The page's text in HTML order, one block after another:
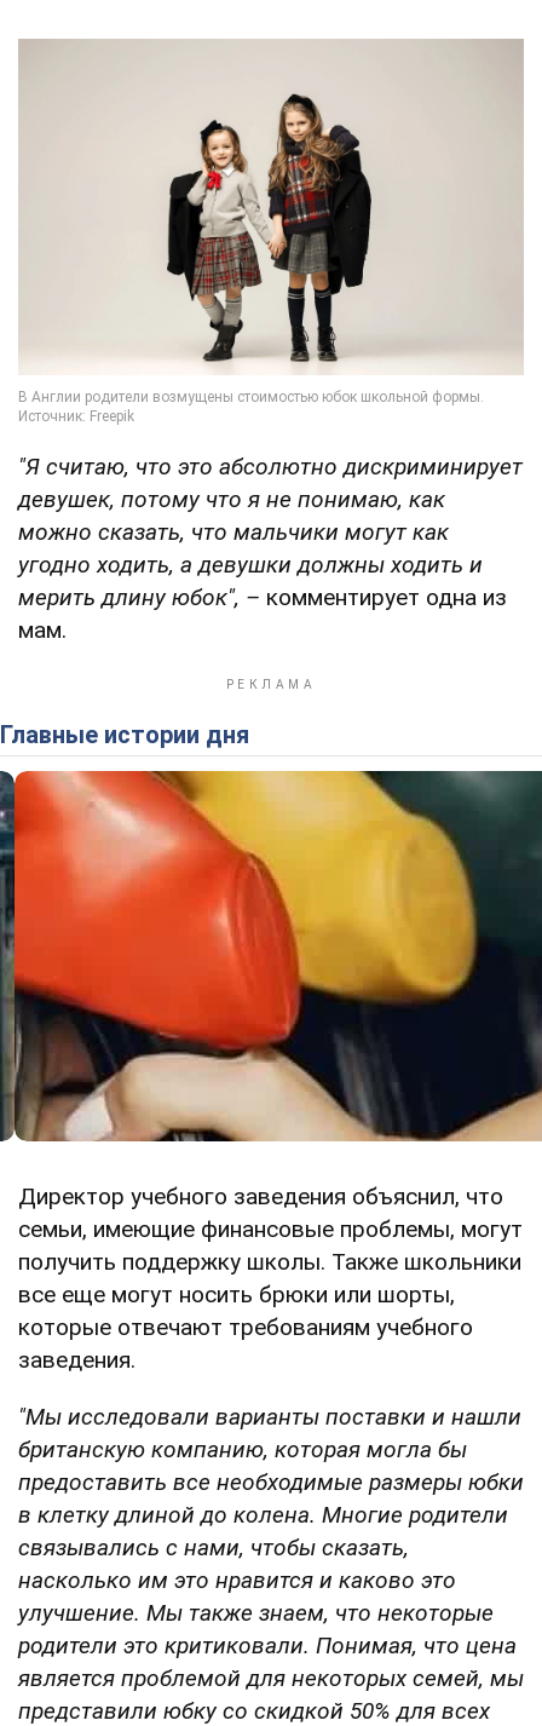
"Я считаю, что это абсолютно дискриминирует
девушек, потому что я не понимаю, как
можно сказать, что мальчики могут как
угодно ходить, а девушки должны ходить и
мерить длину юбок", – комментирует одна из
мам.
Главные истории дня
Директор учебного заведения объяснил, что
семьи, имеющие финансовые проблемы, могут
получить поддержку школы. Также школьники
все еще могут носить брюки или шорты,
которые отвечают требованиям учебного
заведения.
"Мы исследовали варианты поставки и нашли
британскую компанию, которая могла бы
предоставить все необходимые размеры юбки
в клетку длиной до колена. Многие родители
связывались с нами, чтобы сказать,
насколько им это нравится и каково это
улучшение. Мы также знаем, что некоторые
родители это критиковали. Понимая, что цена
является проблемой для некоторых семей, мы
представили юбку со скидкой 50% для всех